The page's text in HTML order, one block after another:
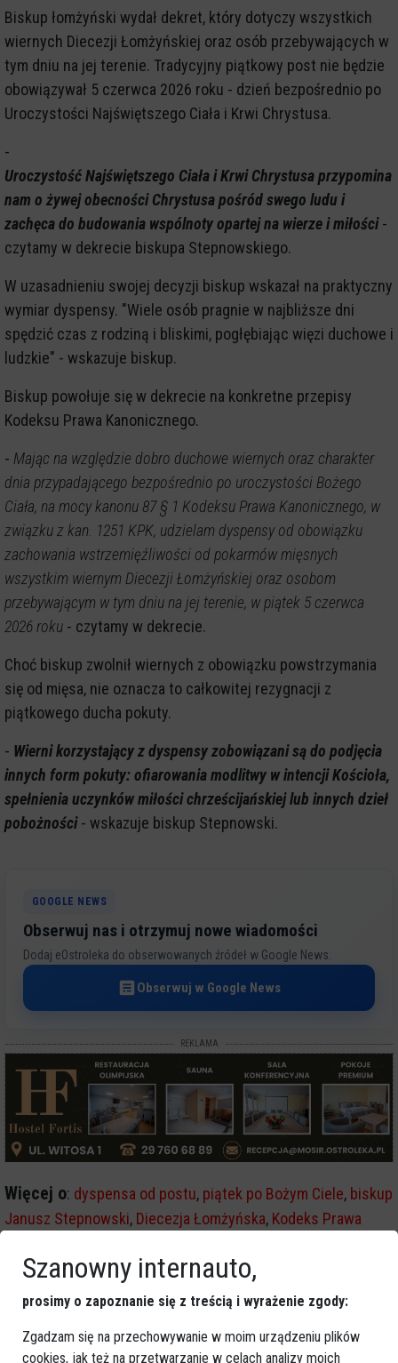
Biskup łomżyński wydał dekret, który dotyczy wszystkich
wiernych Diecezji Łomżyńskiej oraz osób przebywających w
tym dniu na jej terenie. Tradycyjny piątkowy post nie będzie
obowiązywał 5 czerwca 2026 roku - dzień bezpośrednio po
Uroczystości Najświętszego Ciała i Krwi Chrystusa.
-
Uroczystość Najświętszego Ciała i Krwi Chrystusa przypomina
nam o żywej obecności Chrystusa pośród swego ludu i
zachęca do budowania wspólnoty opartej na wierze i miłości-
czytamy w dekrecie biskupa Stepnowskiego.
W uzasadnieniu swojej decyzji biskup wskazał na praktyczny
wymiar dyspensy. "Wiele osób pragnie w najbliższe dni
spędzić czas z rodziną i bliskimi, pogłębiając więzi duchowe i
ludzkie" - wskazuje biskup.
Biskup powołuje się w dekrecie na konkretne przepisy
Kodeksu Prawa Kanonicznego.
- Mając na względzie dobro duchowe wiernych oraz charakter
dnia przypadającego bezpośrednio po uroczystości Bożego
Ciała, na mocy kanonu 87 § 1 Kodeksu Prawa Kanonicznego, w
związku z kan. 1251 KPK, udzielam dyspensy od obowiązku
zachowania wstrzemięźliwości od pokarmów mięsnych
wszystkim wiernym Diecezji Łomżyńskiej oraz osobom
przebywającym w tym dniu na jej terenie, w piątek 5 czerwca
2026 roku - czytamy w dekrecie.
Choć biskup zwolnił wiernych z obowiązku powstrzymania
się od mięsa, nie oznacza to całkowitej rezygnacji z
piątkowego ducha pokuty.
- Wierni korzystający z dyspensy zobowiązani są do podjęcia
innych form pokuty: ofiarowania modlitwy w intencji Kościoła,
spełnienia uczynków miłości chrześcijańskiej lub innych dzieł
pobożności- wskazuje biskup Stepnowski.
GOOGLE NEWS
Obserwuj nas i otrzymuj nowe wiadomości
Dodaj eOstroleka do obserwowanych źródeł w Google News.
Obserwuj w Google News
REKLAMA
Więcej o: dyspensa od postu, piątek po Bożym Ciele, biskup
Janusz Stepnowski, Diecezja Łomżyńska, Kodeks Prawa
Szanowny internauto,
prosimy o zapoznanie się z treścią i wyrażenie zgody:
Zgadzam się na przechowywanie w moim urządzeniu plików
cookies, jak też na przetwarzanie w celach analizy moich